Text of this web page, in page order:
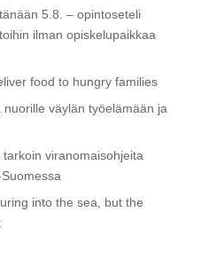
5.8. – opintoseteli
ilman opiskelupaikkaa
food to hungry families
väylän työelämään ja
viranomaisohjeita
into the sea, but the